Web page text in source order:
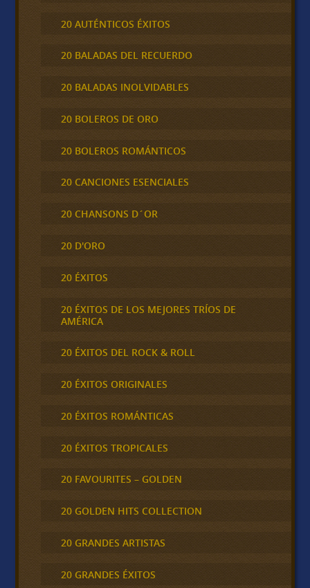
20 AUTÉNTICOS ÉXITOS
20 BALADAS DEL RECUERDO
20 BALADAS INOLVIDABLES
20 BOLEROS DE ORO
20 BOLEROS ROMÁNTICOS
20 CANCIONES ESENCIALES
20 CHANSONS D´OR
20 D'ORO
20 ÉXITOS
20 ÉXITOS DE LOS MEJORES TRÍOS DE
AMÉRICA
20 ÉXITOS DEL ROCK & ROLL
20 ÉXITOS ORIGINALES
20 ÉXITOS ROMÁNTICAS
20 ÉXITOS TROPICALES
20 FAVOURITES – GOLDEN
20 GOLDEN HITS COLLECTION
20 GRANDES ARTISTAS
20 GRANDES ÉXITOS